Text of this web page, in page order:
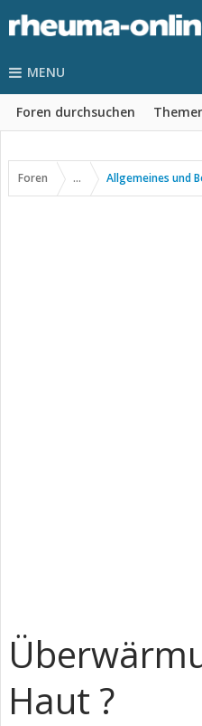
MENU
Foren durchsuchen
Foren ... Allgemeines und
Haut ?